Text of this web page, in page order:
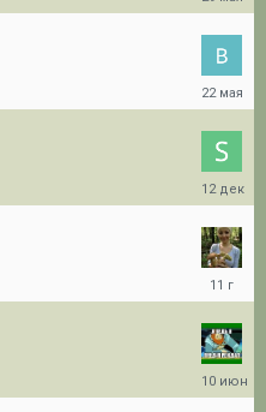
08:23
05:34
19:36
16:55
12:12